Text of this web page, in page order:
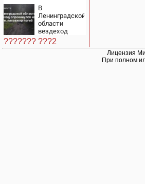
пропаже 43
студентов
В
Ленинградской
области
вездеход
опрокинулся
на дороге,
??????? ???2
Лицензия
При полном